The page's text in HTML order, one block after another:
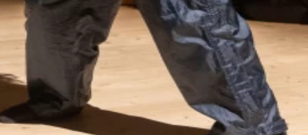
Verein Tanz Haus
Horburgstrasse 103
4057 Basel
Schweiz
info@tanzhausbasel.ch